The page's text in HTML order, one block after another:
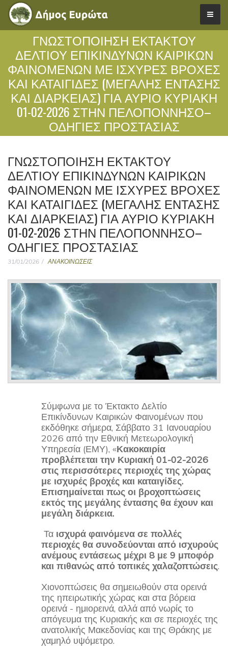
ΓΝΩΣΤΟΠΟΙΗΣΗ ΕΚΤΑΚΤΟΥ
ΔΕΛΤΙΟΥ ΕΠΙΚΙΝΔΥΝΩΝ ΚΑΙΡΙΚΩΝ
ΦΑΙΝΟΜΕΝΩΝ ΜΕ ΙΣΧΥΡΕΣ ΒΡΟΧΕΣ
ΚΑΙ ΚΑΤΑΙΓΙΔΕΣ (ΜΕΓΑΛΗΣ ΕΝΤΑΣΗΣ
ΚΑΙ ΔΙΑΡΚΕΙΑΣ) ΓΙΑ ΑΥΡΙΟ ΚΥΡΙΑΚΗ
01-02-2026 ΣΤΗΝ ΠΕΛΟΠΟΝΝΗΣΟ–
ΟΔΗΓΙΕΣ ΠΡΟΣΤΑΣΙΑΣ
ΓΝΩΣΤΟΠΟΙΗΣΗ ΕΚΤΑΚΤΟΥ
ΔΕΛΤΙΟΥ ΕΠΙΚΙΝΔΥΝΩΝ ΚΑΙΡΙΚΩΝ
ΦΑΙΝΟΜΕΝΩΝ ΜΕ ΙΣΧΥΡΕΣ ΒΡΟΧΕΣ
ΚΑΙ ΚΑΤΑΙΓΙΔΕΣ (ΜΕΓΑΛΗΣ ΕΝΤΑΣΗΣ
ΚΑΙ ΔΙΑΡΚΕΙΑΣ) ΓΙΑ ΑΥΡΙΟ ΚΥΡΙΑΚΗ
01-02-2026 ΣΤΗΝ ΠΕΛΟΠΟΝΝΗΣΟ–
ΟΔΗΓΙΕΣ ΠΡΟΣΤΑΣΙΑΣ
31/01/2026 ΑΝΑΚΟΙΝΩΣΕΙΣ
Σύμφωνα με το Έκτακτο Δελτίο
Επικίνδυνων Καιρικών Φαινομένων που
εκδόθηκε σήμερα, Σάββατο 31 Ιανουαρίου
2026 από την Εθνική Μετεωρολογική
Υπηρεσία (ΕΜΥ), «Κακοκαιρία
προβλέπεται την Κυριακή 01-02-2026
στις περισσότερες περιοχές της χώρας
με ισχυρές βροχές και καταιγίδες.
Επισημαίνεται πως οι βροχοπτώσεις
εκτός της μεγάλης έντασης θα έχουν και
μεγάλη διάρκεια.
Τα ισχυρά φαινόμενα σε πολλές
περιοχές θα συνοδεύονται από ισχυρούς
ανέμους εντάσεως μέχρι 8 με 9 μποφόρ
και πιθανώς από τοπικές χαλαζοπτώσεις.
Χιονοπτώσεις θα σημειωθούν στα ορεινά
της ηπειρωτικής χώρας και στα βόρεια
ορεινά - ημιορεινά, αλλά από νωρίς το
απόγευμα της Κυριακής και σε περιοχές της
ανατολικής Μακεδονίας και της Θράκης με
χαμηλό υψόμετρο.